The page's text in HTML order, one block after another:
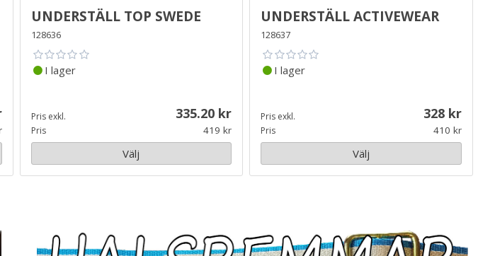
Underställ Top Swede
128636
I lager
Pris exkl. 335.20
Pris 419
Välj
Underställ Activewear
128637
I lager
Pris exkl. 328
Pris 410
Välj